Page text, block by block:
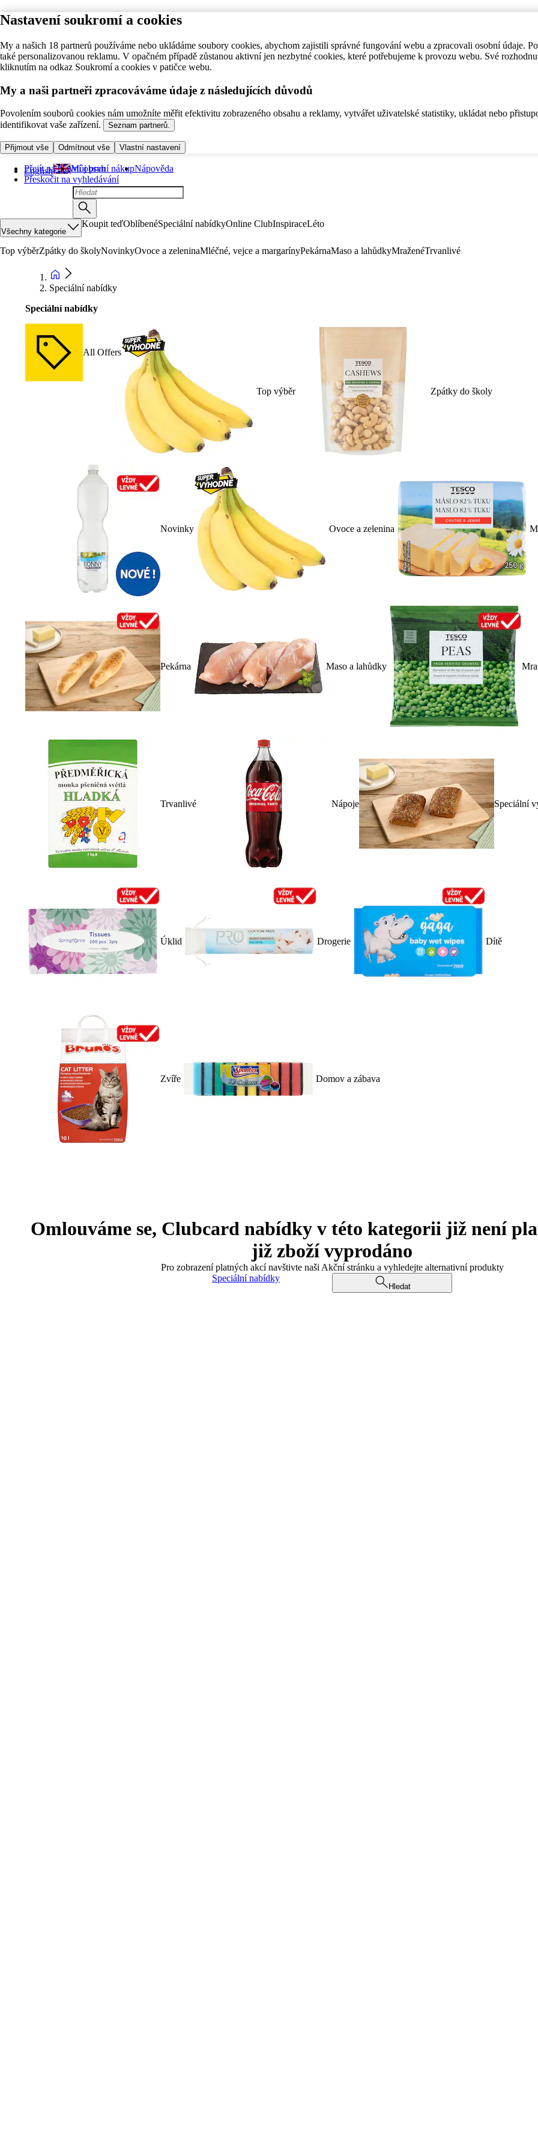
Nastavení soukromí a cookies
My a našich 18 partnerů používáme nebo ukládáme soubory cookies, abychom zajistili správné fungování webu a zpracovali osobní údaje.
také personalizovanou reklamu. V opačném případě zůstanou aktivní jen nezbytné cookies, které potřebujeme k provozu webu. Své
kliknutím na odkaz Soukromí a cookies v patičce webu.
My a naši partneři zpracováváme údaje z následujících důvodů
Povolením souborů cookies nám umožníte měřit efektivitu zobrazeného obsahu a reklamy, vytvářet uživatelské statistiky, ukládat nebo
identifikovat vaše zařízení.
Seznam partnerů.
Přijmout vše Odmítnout vše Vlastní nastavení
Přejít na hlavní obsah
Přeskočit na vyhledávání
English Můj první nákupNápověda
Všechny kategorie
Koupit teďOblíbenéSpeciální nabídkyOnline ClubInspiraceLéto
Top výběrZpátky do školyNovinkyOvoce a zeleninaMléčné, vejce a margarínyPekárnaMaso a lahůdkyMraženéTrvanlivé
Speciální nabídky
Speciální nabídky
All Offers
Top výběr Zpátky do školy
Novinky Ovoce a zelenina
Pekárna Maso a lahůdky
Trvanlivé Nápoje Speciální
Úklid Drogerie Dítě
Zvíře Domov a zábava
Omlouváme se, Clubcard nabídky v této kategorii již není
již zboží vyprodáno
Pro zobrazení platných akcí navštivte naši Akční stránku a vyhledejte alternativní produkty
Speciální nabídky
Hledat